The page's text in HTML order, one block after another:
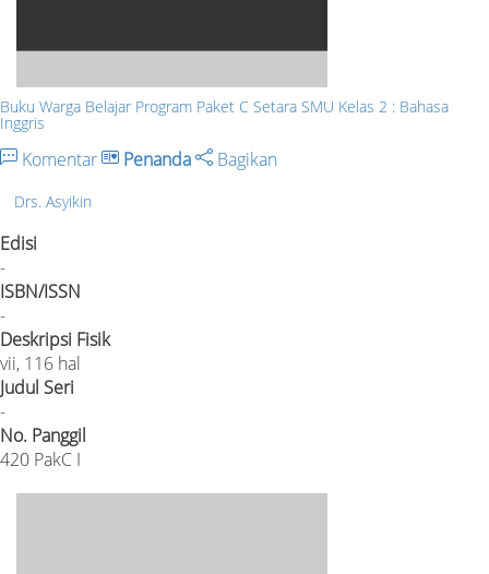
Buku Warga Belajar Program Paket C Setara SMU Kelas 2 : Bahasa
Inggris
Komentar Penanda Bagikan
Drs. Asyikin
Edisi
-
ISBN/ISSN
-
Deskripsi Fisik
vii, 116 hal
Judul Seri
-
No. Panggil
420 PakC I